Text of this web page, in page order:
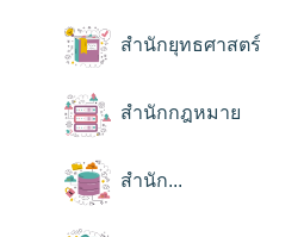
สำนักยุทธศาสตร์
สำนักกฎหมาย
สำนัก...